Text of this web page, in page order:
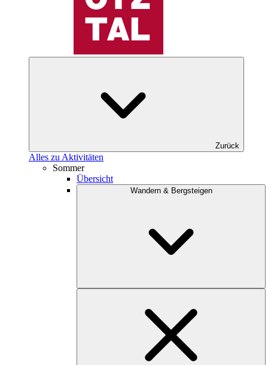
Zurück
Alles zu Aktivitäten
Sommer
Übersicht
Wandern & Bergsteigen